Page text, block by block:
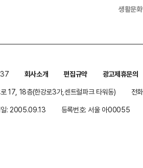
생활문
회사소개 편집규약
광고제휴문의
17, 18층(한강로3가,센트럴파크 타워동)
전
일: 2005.09.13 등록번호: 서울 아00055